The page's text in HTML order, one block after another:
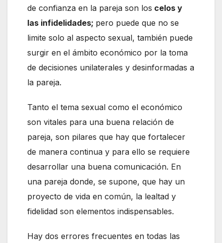
de confianza en la pareja son los celos y
las infidelidades; pero puede que no se
limite solo al aspecto sexual, también puede
surgir en el ámbito económico por la toma
de decisiones unilaterales y desinformadas a
la pareja.
Tanto el tema sexual como el económico
son vitales para una buena relación de
pareja, son pilares que hay que fortalecer
de manera continua y para ello se requiere
desarrollar una buena comunicación. En
una pareja donde, se supone, que hay un
proyecto de vida en común, la lealtad y
fidelidad son elementos indispensables.
Hay dos errores frecuentes en todas las